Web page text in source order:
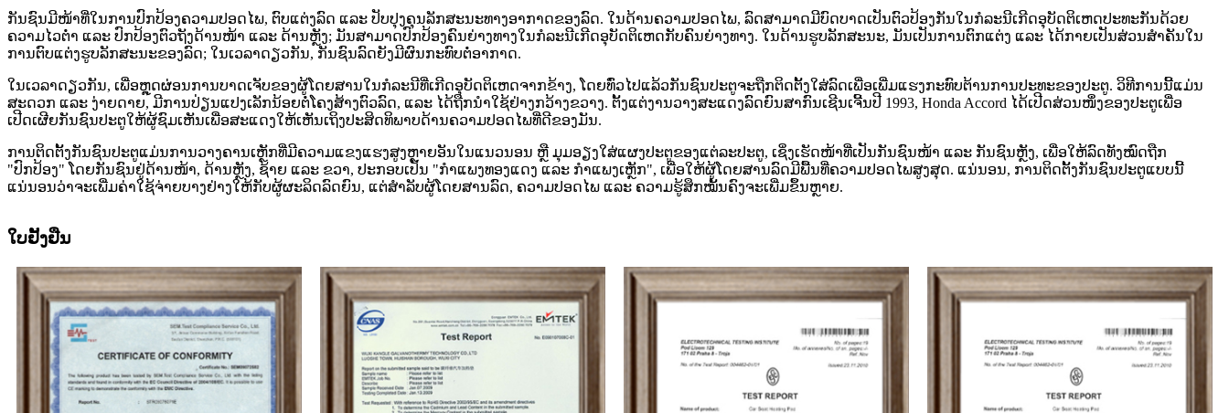
ກັນຊົນມີໜ້າທີ່ໃນການປົກປ້ອງຄວາມປອດໄພ, ຕົບແຕ່ງລົດ ແລະ ປັບປຸງຄຸນລັກສະນະທາງອາກາດຂອງລົດ. ໃນດ້ານຄວາມປອດໄພ, ລົດສາມາດມີບົດບາດເປັນຕົວປ້ອງກັນໃນກໍລະນີເກີດອຸບັດຕິເຫດປະທະກັນດ້ວຍ
ຄວາມໄວຕ່ຳ ແລະ ປົກປ້ອງຕົວຖັງດ້ານໜ້າ ແລະ ດ້ານຫຼັງ; ມັນສາມາດປົກປ້ອງຄົນຍ່າງທາງໃນກໍລະນີເກີດອຸບັດຕິເຫດກັບຄົນຍ່າງທາງ. ໃນດ້ານຮູບລັກສະນະ, ມັນເປັນການຕົກແຕ່ງ ແລະ ໄດ້ກາຍເປັນສ່ວນສຳຄັນໃນ
ການຕົບແຕ່ງຮູບລັກສະນະຂອງລົດ; ໃນເວລາດຽວກັນ, ກັນຊົນລົດຍັງມີຜົນກະທົບຕໍ່ອາກາດ.
ໃນເວລາດຽວກັນ, ເພື່ອຫຼຸດຜ່ອນການບາດເຈັບຂອງຜູ້ໂດຍສານໃນກໍລະນີທີ່ເກີດອຸບັດຕິເຫດຈາກຂ້າງ, ໂດຍທົ່ວໄປແລ້ວກັນຊົນປະຕູຈະຖືກຕິດຕັ້ງໃສ່ລົດເພື່ອເພີ່ມແຮງກະທົບຕ້ານການປະທະຂອງປະຕູ. ວິທີການນີ້ແມ່ນ
ສະດວກ ແລະ ງ່າຍດາຍ, ມີການປ່ຽນແປງເລັກນ້ອຍຕໍ່ໂຄງສ້າງຕົວລົດ, ແລະ ໄດ້ຖືກນໍາໃຊ້ຢ່າງກວ້າງຂວາງ. ຕັ້ງແຕ່ງານວາງສະແດງລົດຍົນສາກົນເຊີນເຈີ້ນປີ 1993, Honda Accord ໄດ້ເປີດສ່ວນໜຶ່ງຂອງປະຕູເພື່ອ
ເປີດເຜີຍກັນຊົນປະຕູໃຫ້ຜູ້ຊົມເຫັນເພື່ອສະແດງໃຫ້ເຫັນເຖິງປະສິດທິພາບດ້ານຄວາມປອດໄພທີ່ດີຂອງມັນ.
ການຕິດຕັ້ງກັນຊົນປະຕູແມ່ນການວາງຄານເຫຼັກທີ່ມີຄວາມແຂງແຮງສູງຫຼາຍອັນໃນແນວນອນ ຫຼື ມຸມອຽງໃສ່ແຜງປະຕູຂອງແຕ່ລະປະຕູ, ເຊິ່ງເຮັດໜ້າທີ່ເປັນກັນຊົນໜ້າ ແລະ ກັນຊົນຫຼັງ, ເພື່ອໃຫ້ລົດທັງໝົດຖືກ
"ປົກປ້ອງ" ໂດຍກັນຊົນຢູ່ດ້ານໜ້າ, ດ້ານຫຼັງ, ຊ້າຍ ແລະ ຂວາ, ປະກອບເປັນ "ກຳແພງທອງແດງ ແລະ ກຳແພງເຫຼັກ", ເພື່ອໃຫ້ຜູ້ໂດຍສານລົດມີພື້ນທີ່ຄວາມປອດໄພສູງສຸດ. ແນ່ນອນ, ການຕິດຕັ້ງກັນຊົນປະຕູແບບນີ້
ແນ່ນອນວ່າຈະເພີ່ມຄ່າໃຊ້ຈ່າຍບາງຢ່າງໃຫ້ກັບຜູ້ຜະລິດລົດຍົນ, ແຕ່ສຳລັບຜູ້ໂດຍສານລົດ, ຄວາມປອດໄພ ແລະ ຄວາມຮູ້ສຶກໝັ້ນຄົງຈະເພີ່ມຂຶ້ນຫຼາຍ.
ໃບຢັ້ງຢືນ